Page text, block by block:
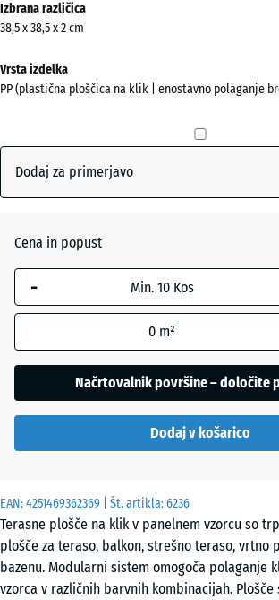
EAN:4251469362369 | Št. artikla:6236
Terasne plošče na klik v panelnem vzorcu so
plošče za teraso, balkon, strešno teraso, vrtno
bazenu. Modularni sistem omogoča polaganje
vzorca v različnih barvnih kombinacijah. Plošče
informacij
o
barvah?
Prikaži
Skrilavec(active)
Srebrno
Izbrana različica
38,5 x 38,5 x 2 cm
Vrsta izdelka
PP (plastična ploščica na klik | enostavno polaganje
Dodaj za primerjavo
Cena in popust
-
0 m²
Načrtovalnik površine – določite
Dodaj v košarico